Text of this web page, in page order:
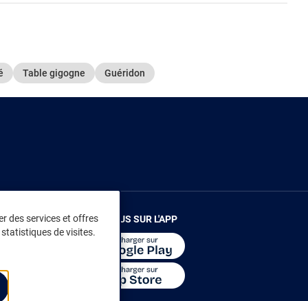
Table gigogne Guéridon
des services et offres
de visites.
RENDEZ-VOUS SUR L'APP